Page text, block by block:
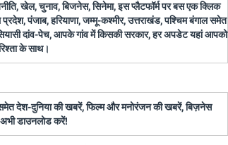
खेल, चुनाव, बिजनेस, सिनेमा, इस प्लैटफॉर्म पर बस एक क्लिक
पंजाब, हरियाणा, जम्मू-कश्मीर, उत्तराखंड, पश्चिम बंगाल समेत
दांव-पेच, आपके गांव में किसकी सरकार, हर अपडेट यहां आपको
के साथ।
देश-दुनिया की खबरें, फिल्म और मनोरंजन की खबरें, बिज़नेस
डाउनलोड करें!